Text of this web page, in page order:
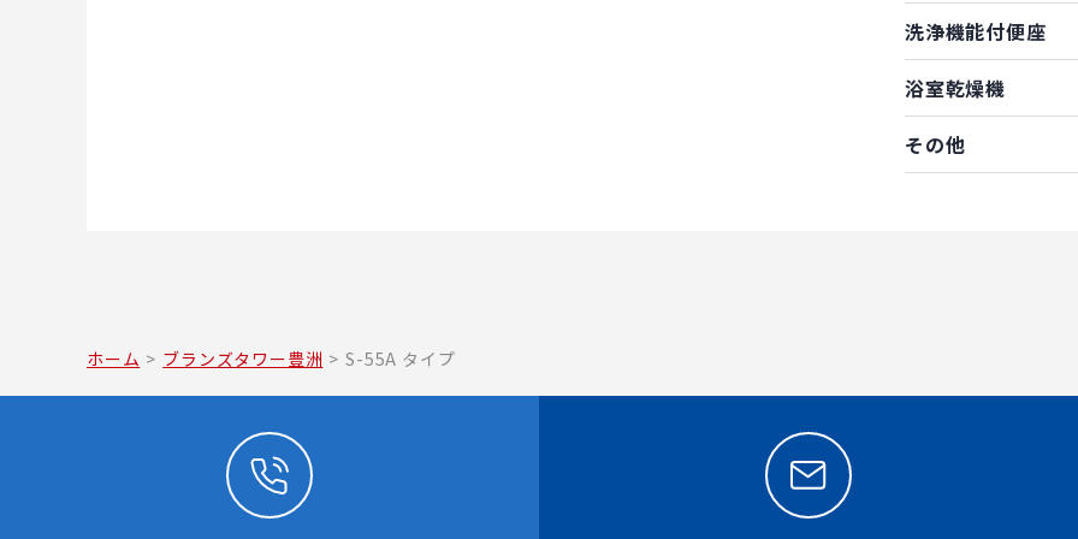
洗浄機能付便座
浴室乾燥機
その他
ホーム > ブランズタワー豊洲 > S-55A タイプ